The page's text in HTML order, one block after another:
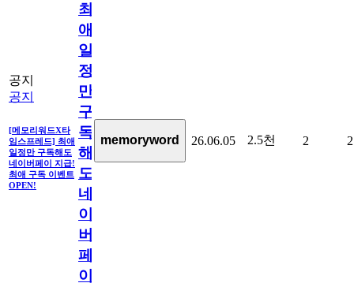
공지
공지
[메모리워드X타
임스프레드] 최애
일정만 구독해도
네이버페이 지급!
최애 구독 이벤트
OPEN!
최
애
일
정
만
구
독
해
도
네
이
버
페
이
memoryword 26.06.05 2.5천 2 2